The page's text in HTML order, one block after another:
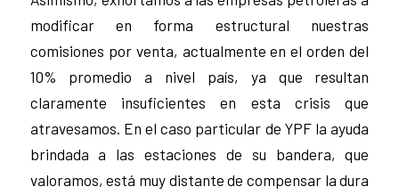
modificar en forma estructural nuestras
comisiones por venta, actualmente en el orden del
10% promedio a nivel país, ya que resultan
claramente insuficientes en esta crisis que
atravesamos. En el caso particular de YPF la ayuda
brindada a las estaciones de su bandera, que
valoramos, está muy distante de compensar la dura